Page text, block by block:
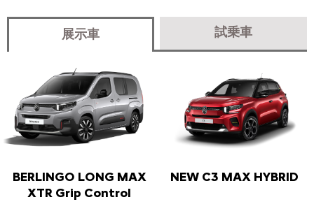
展示車 試乗車
BERLINGO LONG MAX
XTR Grip Control
NEW C3 MAX HYBRID